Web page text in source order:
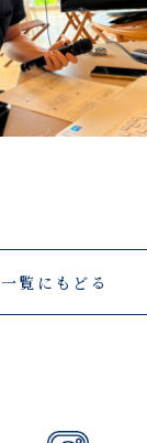
一覧にもどる